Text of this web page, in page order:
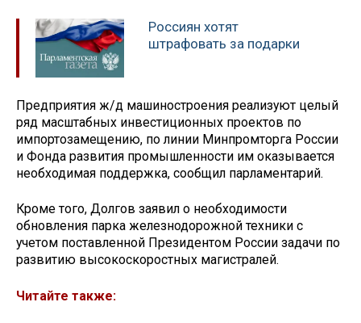
Россиян хотят
штрафовать за подарки
Предприятия ж/д машиностроения реализуют целый
ряд масштабных инвестиционных проектов по
импортозамещению, по линии Минпромторга России
и Фонда развития промышленности им оказывается
необходимая поддержка, сообщил парламентарий.
Кроме того, Долгов заявил о необходимости
обновления парка железнодорожной техники с
учетом поставленной Президентом России задачи по
развитию высокоскоростных магистралей.
Читайте также: